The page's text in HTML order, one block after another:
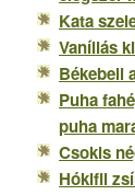
Kata
Vaníliás
Békebeli
Puha
puha
Csokis
Hókifli